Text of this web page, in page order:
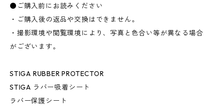
●ご購入前にお読みください
・ご購入後の返品や交換はできません。
・撮影環境や閲覧環境により、写真と色合い等が異なる場合
がございます。
STIGA RUBBER PROTECTOR
STIGA ラバー吸着シート
ラバー保護シート